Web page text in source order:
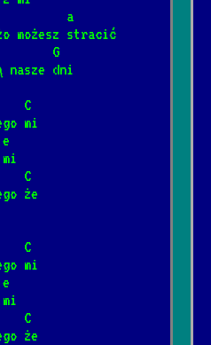
📺
a
możesz stracić
G
nasze dni
C
mi
e
C
że
C
mi
e
C
że